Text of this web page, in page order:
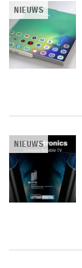
NIEUWS
NIEUWS